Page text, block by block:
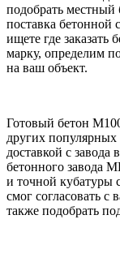
подобрать
поставка бетонной
ищете где
марку, определим
на ваш объект.
Готовый бетон
других популярных
доставкой с
бетонного завода
и точной кубатуры
смог согласовать с
также подобрать